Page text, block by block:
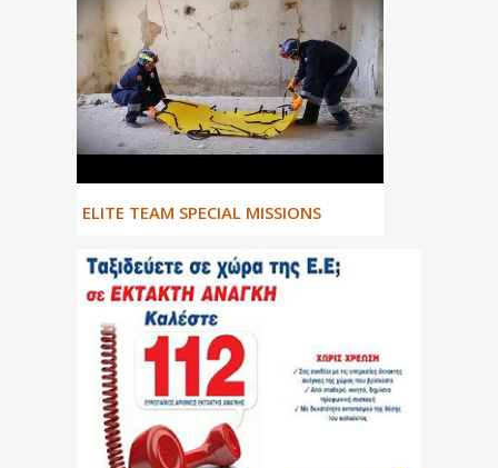
ΕLITE TEAM SPECIAL MISSIONS